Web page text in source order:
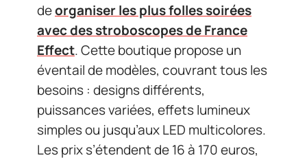
deorganiser les plus folles soirées
avec des stroboscopes de France
Effect. Cette boutique propose un
éventail de modèles, couvrant tous les
besoins : designs différents,
puissances variées, effets lumineux
simples ou jusqu’aux LED multicolores.
Les prix s’étendent de 16 à 170 euros,